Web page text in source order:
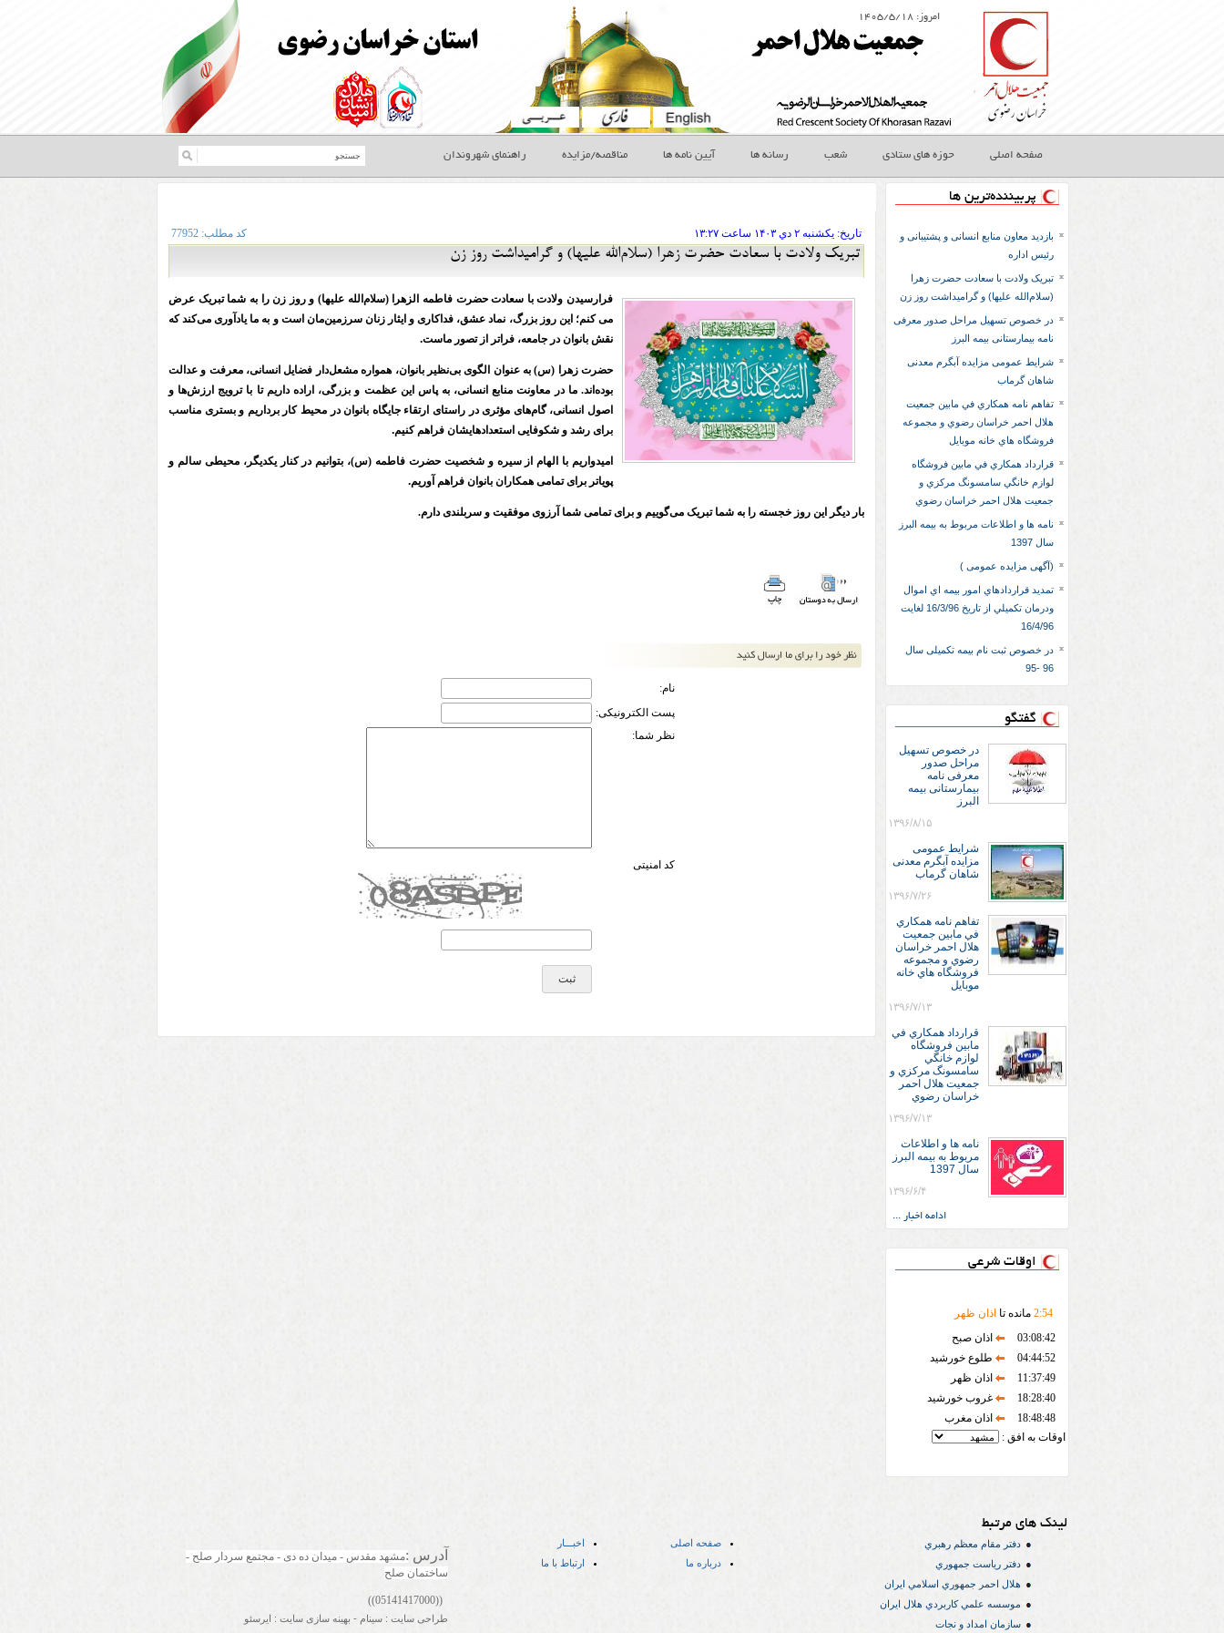
امروز: ۱۴۰۵/۵/۱۸
صفحه اصلی حوزه های ستادی شعب رسانه ها آیین نامه ها مناقصه/مزایده راهنمای شهروندان
پربیننده‌ترین ها
بازدید معاون منابع انسانی و پشتیبانی و
رئیس اداره
تبریک ولادت با سعادت حضرت زهرا
(سلام‌الله علیها) و گرامیداشت روز زن
در خصوص تسهیل مراحل صدور معرفی
نامه بیمارستانی بیمه البرز
شرایط عمومی مزایده آبگرم معدنی
شاهان گرماب
تفاهم نامه همكاري في مابين جمعيت
هلال احمر خراسان رضوي و مجموعه
فروشگاه هاي خانه موبايل
قرارداد همكاري في مابين فروشگاه
لوازم خانگي سامسونگ مركزي و
جمعيت هلال احمر خراسان رضوي
نامه ها و اطلاعات مربوط به بیمه البرز
سال 1397
(آگهی مزایده عمومی )
تمديد قراردادهاي امور بيمه اي اموال
ودرمان تکميلي از تاريخ 16/3/96 لغايت
16/4/96
در خصوص ثبت نام بیمه تکمیلی سال
96 -95
گفتگو
در خصوص تسهیل
مراحل صدور
معرفی نامه
بیمارستانی بیمه
البرز
۱۳۹۶/۸/۱۵
شرایط عمومی
مزایده آبگرم معدنی
شاهان گرماب
۱۳۹۶/۷/۲۶
تفاهم نامه همكاري
في مابين جمعيت
هلال احمر خراسان
رضوي و مجموعه
فروشگاه هاي خانه
موبايل
۱۳۹۶/۷/۱۳
قرارداد همكاري في
مابين فروشگاه
لوازم خانگي
سامسونگ مركزي و
جمعيت هلال احمر
خراسان رضوي
۱۳۹۶/۷/۱۳
نامه ها و اطلاعات
مربوط به بیمه البرز
سال 1397
۱۳۹۶/۶/۴
ادامه اخبار ...
اوقات شرعی
2:54 مانده تا اذان ظهر
03:08:42
اذان صبح
04:44:52
طلوع خورشید
11:37:49
اذان ظهر
18:28:40
غروب خورشید
18:48:48
اذان مغرب
اوقات به افق :
تاريخ: ۱۴۰۳ يکشنبه ۲ دي ساعت ۱۳:۲۷ کد مطلب: 77952
تبریک ولادت با سعادت حضرت زهرا (سلام‌الله علیها) و گرامیداشت روز زن
فرارسیدن ولادت با سعادت حضرت فاطمه الزهرا (سلام‌الله علیها) و روز زن را به شما تبریک عرض
می کنم؛ این روز بزرگ، نماد عشق، فداکاری و ایثار زنان سرزمین‌مان است و به ما یادآوری می‌کند که
نقش بانوان در جامعه، فراتر از تصور ماست.
حضرت زهرا (س) به عنوان الگوی بی‌نظیر بانوان، همواره مشعل‌دار فضایل انسانی، معرفت و عدالت
بوده‌اند. ما در معاونت منابع انسانی، به پاس این عظمت و بزرگی، اراده داریم تا با ترویج ارزش‌ها و
اصول انسانی، گام‌های مؤثری در راستای ارتقاء جایگاه بانوان در محیط کار برداریم و بستری مناسب
برای رشد و شکوفایی استعدادهایشان فراهم کنیم.
امیدواریم با الهام از سیره و شخصیت حضرت فاطمه (س)، بتوانیم در کنار یکدیگر، محیطی سالم و
پویاتر برای تمامی همکاران بانوان فراهم آوریم.
بار دیگر این روز خجسته را به شما تبریک می‌گوییم و برای تمامی شما آرزوی موفقیت و سربلندی دارم.
نام:
پست الکترونیکی:
نظر شما:
کد امنیتی
لینک های مرتبط
دفتر مقام معظم رهبري
دفتر رياست جمهوري
هلال احمر جمهوري اسلامي ايران
موسسه علمي كاربردي هلال ایران
سازمان امداد و نجات
صفحه اصلی
اخبـــار
درباره ما
ارتباط با ما آدرس :
ساختمان صلح
((05141417000))
طراحی سایت : سینام - بهینه سازی سایت : ایرسئو